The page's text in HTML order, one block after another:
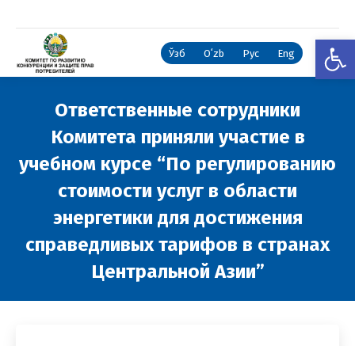
Ўзб Oʻzb Рус Eng
Ответственные сотрудники
Комитета приняли участие в
учебном курсе “По регулированию
стоимости услуг в области
энергетики для достижения
справедливых тарифов в странах
Центральной Азии”